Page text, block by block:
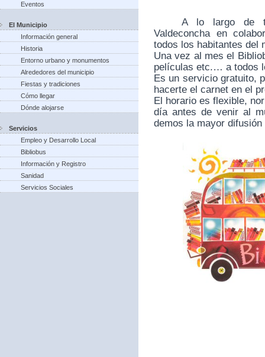
Eventos
El Municipio
Información general
Historia
Entorno urbano y monumentos
Alrededores del municipio
Fiestas y tradiciones
Cómo llegar
Dónde alojarse
Servicios
Empleo y Desarrollo Local
Bibliobus
Información y Registro
Sanidad
Servicios Sociales
A lo largo de
Valdeconcha en
todos los habitantes del
Una vez al mes el
películas etc.… a todos
Es un servicio gratuito,
hacerte el carnet en el
El horario es flexible,
día antes de venir al
demos la mayor difusión